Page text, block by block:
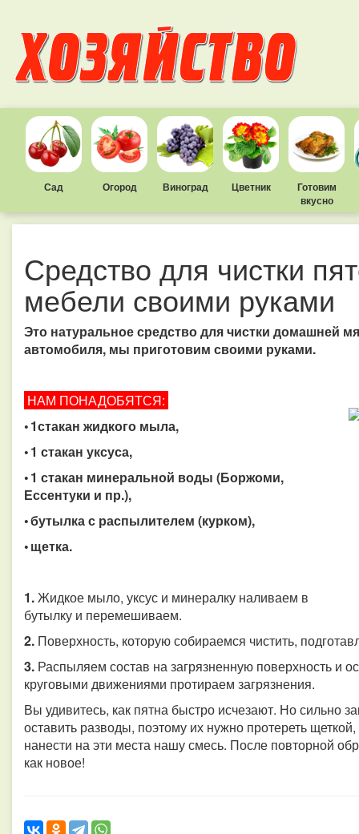
Сад Огород Виноград Цветник
Готовим
вкусно
Средство для чистки
мебели своими руками
Это натуральное средство для чистки домашней
автомобиля, мы приготовим своими руками.
НАМ ПОНАДОБЯТСЯ:
• 1стакан жидкого мыла,
• 1 стакан уксуса,
• 1 стакан минеральной воды (Боржоми,
Ессентуки и пр.),
• бутылка с распылителем (курком),
• щетка.
1.Жидкое мыло, уксус и минералку наливаем в
бутылку и перемешиваем.
2. Поверхность, которую собираемся чистить,
3. Распыляем состав на загрязненную поверхность и
круговыми движениями протираем загрязнения.
Вы удивитесь, как пятна быстро исчезают. Но сильно
оставить разводы, поэтому их нужно протереть
нанести на эти места нашу смесь. После повторной
как новое!